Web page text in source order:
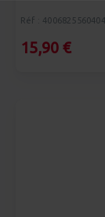
Réf : 4006825560404
15,90 €